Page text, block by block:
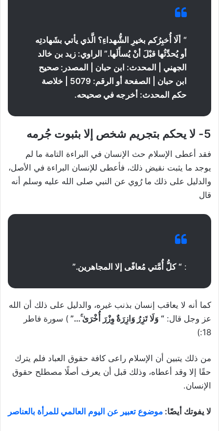
“ ألَا أُخبِرُكم بخيرِ الشُّهداءِ؟ الَّذي يأتي بشَهادتِه
أو يُحدِّثُها قبْلَ أنْ يُسأَلَها.” الراوي: زيد بن خالد
الجهني | المحدث: ابن حبان | المصدر: صحيح
ابن حبان | الصفحة أو الرقم: 5079 | خلاصة
حكم المحدث: أخرجه في صحيحه.
5- لا يحكم بتجريم شخص إلا بثبوت جُرمه
فقد أعطى الإسلام حث الإنسان في البراءة التامة ما لم
يوجد ما يثبت نقيض ذلك، فأعطى للإنسان البراءة في الأصل،
والدليل على ذلك ما رُوي عن النبي صلى الله عليه وسلم أنه
قال
:
“ كلُّ أُمَّتي مُعافًى إلا المجاهرين.”
كما أنه لا يعاقب إنسان بذنب غيره، والدليل على ذلك أن الله
عز وجل قال: “ وَلَا تَزِرُ وَازِرَةٌ وِزْرَ أُخْرَىٰ ۚ…” ) سورة فاطر
18:)
من ذلك يتبين أن الإسلام راعى كافة حقوق العباد فلم يترك
حقًا إلا وقد أعطاه، وذلك قبل أن يعرف أصلًا مصطلح حقوق
الإنسان.
لا يفوتك أيضًا: موضوع تعبير عن اليوم العالمي للمرأة بالعناصر